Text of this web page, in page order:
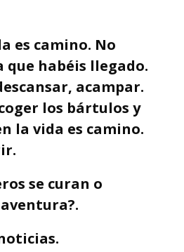
es camino. No
que habéis llegado.
acampar.
los bártulos y
la vida es camino.
se curan o